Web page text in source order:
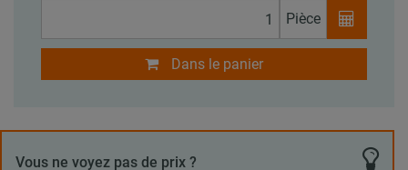
Pièce
Dans le panier
Vous ne voyez pas de prix ?